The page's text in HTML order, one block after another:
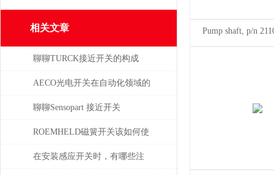
相关文章
聊聊TURCK接近开关的构成
AECO光电开关在自动化领域的
与应用
聊聊Sensopart 接近开关
ROEMHELD磁簧开关该如何使
干簧吸合？
在安装感应开关时，有哪些注
Pump shaft, p/n